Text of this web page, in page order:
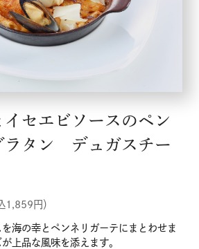
イセエビソースのペン
ラタン デュガスチー
1,859円）
海の幸とペンネリガーテにまとわせま
上品な風味を添えます。